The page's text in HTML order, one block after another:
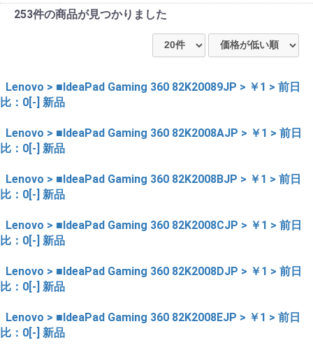
253件の商品が見つかりました
Lenovo > ■IdeaPad Gaming 360 82K20089JP > ￥1 > 前日
比：0[-] 新品
Lenovo > ■IdeaPad Gaming 360 82K2008AJP > ￥1 > 前日
比：0[-] 新品
Lenovo > ■IdeaPad Gaming 360 82K2008BJP > ￥1 > 前日
比：0[-] 新品
Lenovo > ■IdeaPad Gaming 360 82K2008CJP > ￥1 > 前日
比：0[-] 新品
Lenovo > ■IdeaPad Gaming 360 82K2008DJP > ￥1 > 前日
比：0[-] 新品
Lenovo > ■IdeaPad Gaming 360 82K2008EJP > ￥1 > 前日
比：0[-] 新品